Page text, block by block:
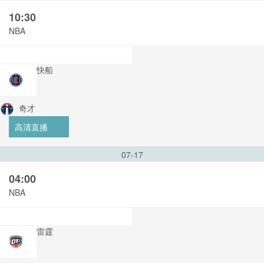
10:30
NBA
快船
奇才
高清直播
07-17
04:00
NBA
雷霆